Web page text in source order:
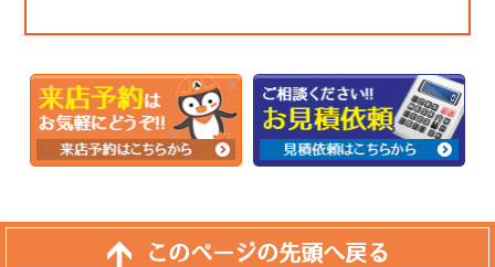
このページの先頭へ戻る